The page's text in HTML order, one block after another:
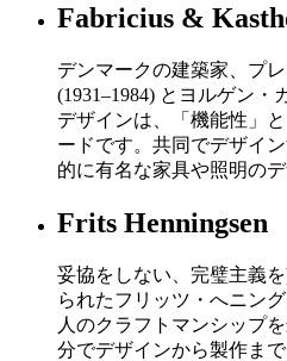
Fabricius &
デンマークの建築家、プ
(1931–1984) とヨルゲン・
デザインは、「機能性」
ードです。共同でデザイ
的に有名な家具や照明の
Frits Henningsen
妥協をしない、完璧主義
られたフリッツ・へニン
人のクラフトマンシップ
分でデザインから製作ま